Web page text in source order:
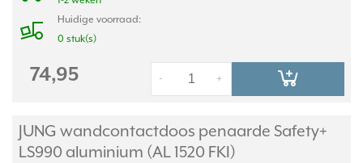
Huidige voorraad:
0 stuk(s)
74,95 +
-
JUNG wandcontactdoos penaarde Safety+
LS990 aluminium (AL 1520 FKI)